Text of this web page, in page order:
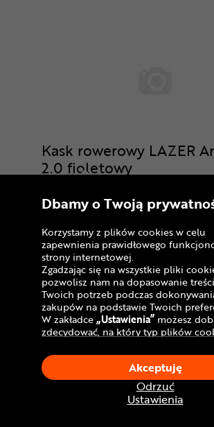
Kask rowerowy LAZER
2.0 fioletowy
Produkt jest naprawdę dobry. I ja
uszkodzeń fabrycznych.
Ocena:
5,0
Produkt niedostępny
Dbamy o Twoją
Korzystamy z plików cookies w celu
zapewnienia prawidłowego
strony internetowej.
Zgadzając się na wszystkie pliki
pozwolisz nam na dopasowanie
Twoich potrzeb podczas
zakupów na podstawie Twoich
W zakładce„Ustawienia” możesz
zdecydować, na który typ plików
Klikając„Akceptuję”, wyrażasz zgodę
stosowanie ciasteczek zgodnie z
Twojej przeglądarki.
W dowolnym momencie, możesz
zmiany swojego wyboru klikając opcję
Ustawienia
Odrzuć
Akceptuję